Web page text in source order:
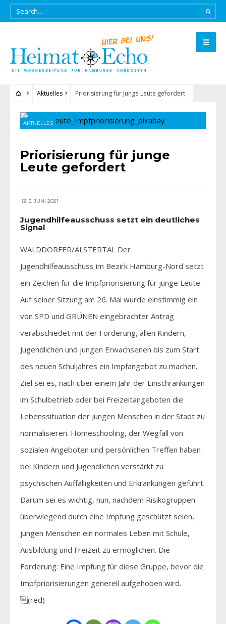
Aktuelles Priorisierung für junge Leute gefordert
AKTUELLES
Priorisierung für junge
Leute gefordert
3. JUNI 2021
Jugendhilfeausschuss setzt ein deutliches
Signal
WALDDÖRFER/ALSTERTAL Der
Jugendhilfeausschuss im Bezirk Hamburg-Nord setzt
ein Zeichen für die Impfpriorisierung für junge Leute.
Auf seiner Sitzung am 26. Mai wurde einstimmig ein
von SPD und GRÜNEN eingebrachter Antrag
verabschiedet mit der Forderung, allen Kindern,
Jugendlichen und jungen Erwachsenen bis zum Start
des neuen Schuljahres ein Impfangebot zu machen.
Ziel sei es, nach über einem Jahr der Einschränkungen
im Schulbetrieb oder bei Freizeitangeboten die
Lebenssituation der jungen Menschen in der Stadt zu
normalisieren. Homeschooling, der Wegfall von
sozialen Angeboten und persönlichen Treffen haben
bei Kindern und Jugendlichen verstärkt zu
psychischen Auffälligkeiten und Erkrankungen geführt.
Darum sei es wichtig, nun, nachdem Risikogruppen
überwiegend durch eine Impfung geschützt seien,
jungen Menschen ein normales Leben mit Schule,
Ausbildung und Freizeit zu ermöglichen. Die
Forderung: Eine Impfung für diese Gruppe, bevor die
Impfpriorisierungen generell aufgehoben wird.
(red)